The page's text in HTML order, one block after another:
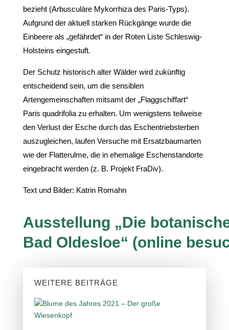
bezieht (Arbusculäre Mykorrhiza des Paris-Typs).
Aufgrund der aktuell starken Rückgänge wurde die
Einbeere als „gefährdet“ in der Roten Liste Schleswig-
Holsteins eingestuft.
Der Schutz historisch alter Wälder wird zukünftig
entscheidend sein, um die sensiblen
Artengemeinschaften mitsamt der „Flaggschiffart“
Paris quadrifolia zu erhalten. Um wenigstens teilweise
den Verlust der Esche durch das Eschentriebsterben
auszugleichen, laufen Versuche mit Ersatzbaumarten
wie der Flatterulme, die in ehemalige Eschenstandorte
eingebracht werden (z. B. Projekt FraDiv).
Text und Bilder: Katrin Romahn
Ausstellung „Die
Bad Oldesloe“ (online
WEITERE BEITRÄGE